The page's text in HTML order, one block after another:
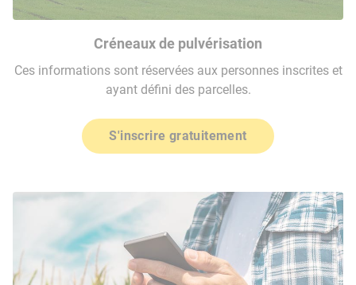
Créneaux de pulvérisation
Ces informations sont réservées aux personnes inscrites et
ayant défini des parcelles.
S'inscrire gratuitement